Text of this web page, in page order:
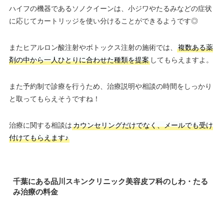
ハイフの機器であるソノクイーンは、小ジワやたるみなどの症状
に応じてカートリッジを使い分けることができるようです◎
またヒアルロン酸注射やボトックス注射の施術では、
複数ある薬
剤の中から一人ひとりに合わせた種類を提案してもらえますよ。
また予約制で診療を行うため、治療説明や相談の時間をしっかり
と取ってもらえそうですね！
治療に関する相談はカウンセリングだけでなく、メールでも受け
付けてもらえます♪
千葉にある品川スキンクリニック美容皮フ科のしわ・たる
み治療の料金